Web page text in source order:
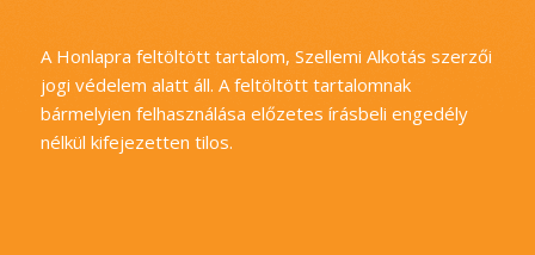
A Honlapra feltöltött tartalom, Szellemi Alkotás szerzői
jogi védelem alatt áll. A feltöltött tartalomnak
bármelyien felhasználása előzetes írásbeli engedély
nélkül kifejezetten tilos.